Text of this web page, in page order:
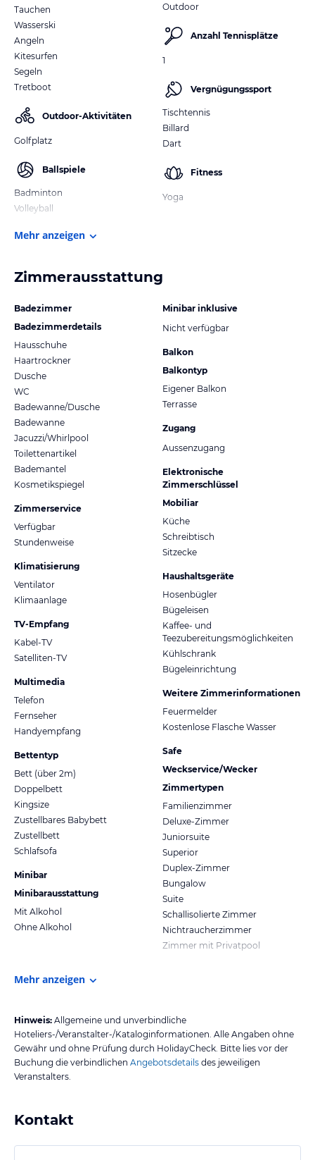
Tauchen
Wasserski
Angeln
Kitesurfen
Segeln
Tretboot
Outdoor-Aktivitäten
Golfplatz
Ballspiele
Badminton
Volleyball
Outdoor
Anzahl Tennisplätze
1
Vergnügungssport
Tischtennis
Billard
Dart
Fitness
Yoga
Mehr anzeigen
Zimmerausstattung
Badezimmer
Badezimmerdetails
Hausschuhe
Haartrockner
Dusche
WC
Badewanne/Dusche
Badewanne
Jacuzzi/Whirlpool
Toilettenartikel
Bademantel
Kosmetikspiegel
Zimmerservice
Verfügbar
Stundenweise
Klimatisierung
Ventilator
Klimaanlage
TV-Empfang
Kabel-TV
Satelliten-TV
Multimedia
Telefon
Fernseher
Handyempfang
Bettentyp
Bett (über 2m)
Doppelbett
Kingsize
Zustellbares Babybett
Zustellbett
Schlafsofa
Minibar
Minibarausstattung
Mit Alkohol
Ohne Alkohol
Minibar inklusive
Nicht verfügbar
Balkon
Balkontyp
Eigener Balkon
Terrasse
Zugang
Aussenzugang
Elektronische
Zimmerschlüssel
Mobiliar
Küche
Schreibtisch
Sitzecke
Haushaltsgeräte
Hosenbügler
Bügeleisen
Kaffee- und
Teezubereitungsmöglichkeiten
Kühlschrank
Bügeleinrichtung
Weitere Zimmerinformationen
Feuermelder
Kostenlose Flasche Wasser
Safe
Weckservice/Wecker
Zimmertypen
Familienzimmer
Deluxe-Zimmer
Juniorsuite
Superior
Duplex-Zimmer
Bungalow
Suite
Schallisolierte Zimmer
Nichtraucherzimmer
Zimmer mit Privatpool
Mehr anzeigen
Hinweis: Allgemeine und unverbindliche
Hoteliers-/Veranstalter-/Kataloginformationen. Alle Angaben ohne
Gewähr und ohne Prüfung durch HolidayCheck. Bitte lies vor der
Buchung die verbindlichen Angebotsdetails des jeweiligen
Veranstalters.
Kontakt